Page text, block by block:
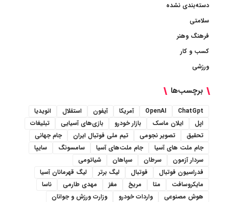
دسته‌بندی نشده
سلامتی
فرهنگ وهنر
کسب و کار
ورزشی
برچسب‌ها
ChatGpt
OpenAI آمریکا آیفون استقلال
انویدیا
اپل
ایلان ماسک بازار خودرو بازی‌های آسیایی
تبلیغات
تحقیق
تصویر نجومی تیم ملی فوتبال ایران
جام جهانی
جام ملت های آسیا
جام ملت‌های آسیا سامسونگ
سایپا
سردار آزمون
سرطان سپاهان
شیائومی
فدراسیون فوتبال
فوتبال لیگ برتر
لیگ قهرمانان آسیا
مایکروسافت
متا مریخ مغز مهدی طارمی
ناسا
هوش مصنوعی
واردات خودرو
وزارت ورزش و جوانان